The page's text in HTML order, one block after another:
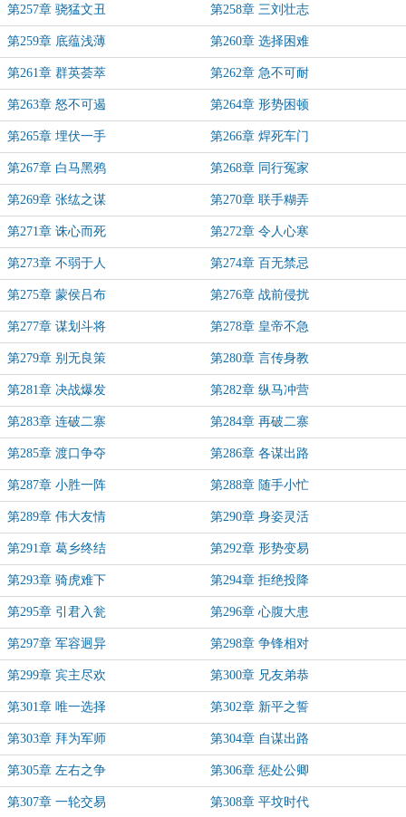
第257章 骁猛文丑 第258章 三刘壮志
第259章 底蕴浅薄 第260章 选择困难
第261章 群英荟萃 第262章 急不可耐
第263章 怒不可遏 第264章 形势困顿
第265章 埋伏一手 第266章 焊死车门
第267章 白马黑鸦 第268章 同行冤家
第269章 张纮之谋 第270章 联手糊弄
第271章 诛心而死 第272章 令人心寒
第273章 不弱于人 第274章 百无禁忌
第275章 蒙侯吕布 第276章 战前侵扰
第277章 谋划斗将 第278章 皇帝不急
第279章 别无良策 第280章 言传身教
第281章 决战爆发 第282章 纵马冲营
第283章 连破二寨 第284章 再破二寨
第285章 渡口争夺 第286章 各谋出路
第287章 小胜一阵 第288章 随手小忙
第289章 伟大友情 第290章 身姿灵活
第291章 葛乡终结 第292章 形势变易
第293章 骑虎难下 第294章 拒绝投降
第295章 引君入瓮 第296章 心腹大患
第297章 军容迥异 第298章 争锋相对
第299章 宾主尽欢 第300章 兄友弟恭
第301章 唯一选择 第302章 新平之誓
第303章 拜为军师 第304章 自谋出路
第305章 左右之争 第306章 惩处公卿
第307章 一轮交易 第308章 平坟时代